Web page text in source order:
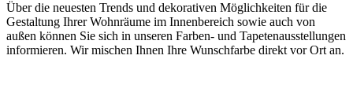
Über die neuesten Trends und dekorativen Möglichkeiten für die
Gestaltung Ihrer Wohnräume im Innenbereich sowie auch von
außen können Sie sich in unseren Farben- und Tapetenausstellungen
informieren. Wir mischen Ihnen Ihre Wunschfarbe direkt vor Ort an.